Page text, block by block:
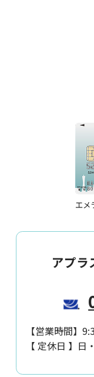
エメ
アプラ
【営業時間】
【 定休日 】 日